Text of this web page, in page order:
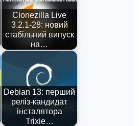
Clonezilla Live
3.2.1-28: новий
стабільний випуск
на…
Debian 13: перший
реліз-кандидат
інсталятора
Trixie…